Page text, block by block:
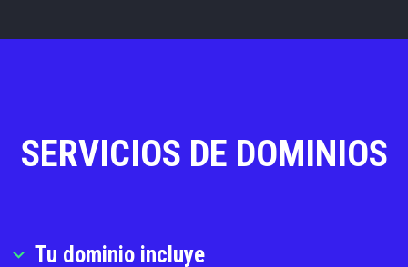
SERVICIOS DE DOMINIOS
Tu dominio incluye